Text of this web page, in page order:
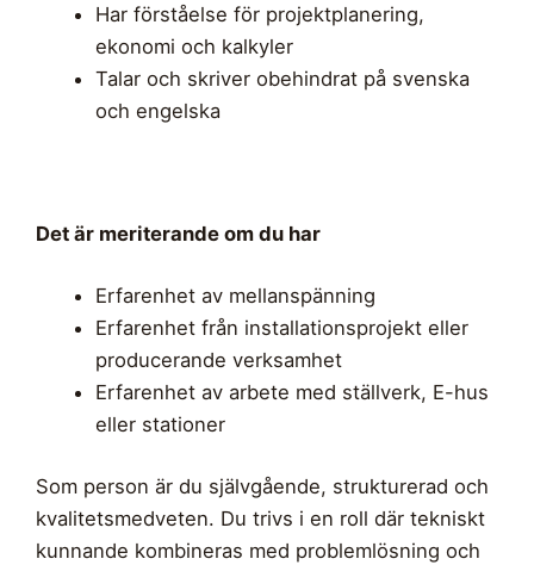
Har förståelse för projektplanering,
ekonomi och kalkyler
Talar och skriver obehindrat på svenska
och engelska
Det är meriterande om du har
Erfarenhet av mellanspänning
Erfarenhet från installationsprojekt eller
producerande verksamhet
Erfarenhet av arbete med ställverk, E-hus
eller stationer
Som person är du självgående, strukturerad och
kvalitetsmedveten. Du trivs i en roll där tekniskt
kunnande kombineras med problemlösning och